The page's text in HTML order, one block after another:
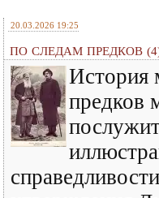
20.03.2026 19:25
ПО СЛЕДАМ ПРЕДКОВ
История
предков
справедливости